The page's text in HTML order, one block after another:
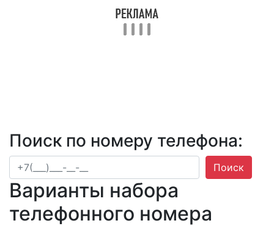
Поиск по номеру телефона:
Поиск
Варианты набора
телефонного номера